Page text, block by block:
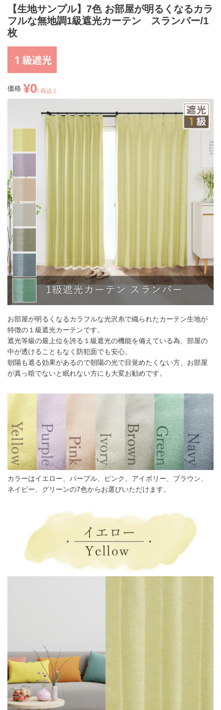
【生地サンプル】7色 お部屋が明るくなるカラ
フルな無地調1級遮光カーテン スランバー/1
枚
価格 ¥0 税込
お部屋が明るくなるカラフルな光沢糸で織られたカーテン生地が
特徴の１級遮光カーテンです。
遮光等級の最上位を誇る１級遮光の機能を備えている為、部屋の
中が透けることもなく防犯面でも安心。
朝陽も遮る効果があるので朝陽の光で目覚めたくない方、お部屋
が真っ暗でないと眠れない方にも大変お勧めです。
カラーはイエロー、パープル、ピンク、アイボリー、ブラウン、
ネイビー、グリーンの7色からお選びいただけます。